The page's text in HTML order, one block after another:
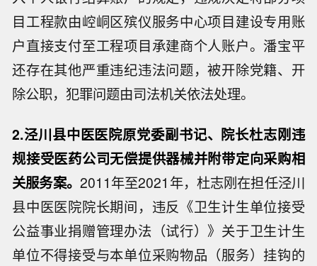
目工程款由崆峒区殡仪服务中心项目建设专用账
户直接支付至工程项目承建商个人账户。潘宝平
还存在其他严重违纪违法问题，被开除党籍、开
除公职，犯罪问题由司法机关依法处理。
2.泾川县中医医院原党委副书记、院长杜志刚违
规接受医药公司无偿提供器械并附带定向采购相
关服务案。 2011年至2021年，杜志刚在担任泾川
县中医医院院长期间，违反《卫生计生单位接受
公益事业捐赠管理办法（试行）》关于卫生计生
单位不得接受与本单位采购物品（服务）挂钩的